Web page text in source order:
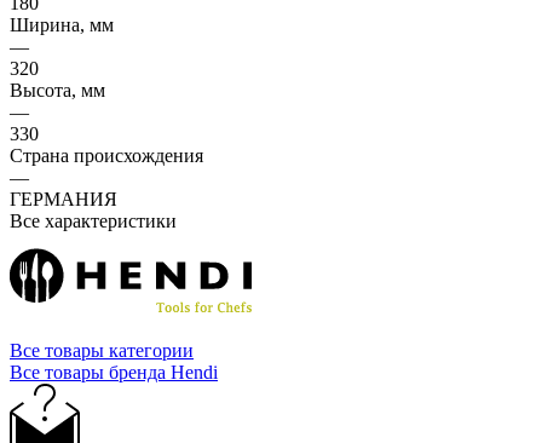
Ширина, мм
—
320
Высота, мм
—
330
Страна происхождения
—
ГЕРМАНИЯ
Все характеристики
Все товары категории
Все товары бренда Hendi